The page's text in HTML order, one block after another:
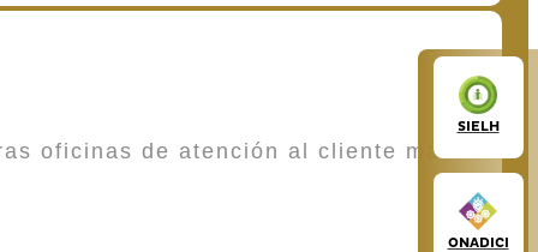
SIELH
ONADICI
oficinas de atención al cliente más